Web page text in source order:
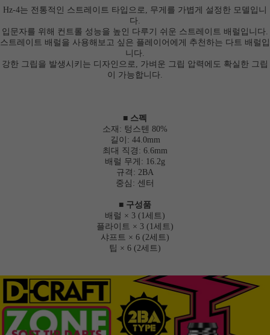
Hz-4는 전통적인 스트레이트 타입으로, 무게를 가볍게 설정한 모델입니
다.
입문자를 위해 컨트롤 성능을 높인 다루기 쉬운 스트레이트 배럴입니다.
스트레이트 배럴을 사용해보고 싶은 플레이어에게 추천하는 다트 배럴입
니다.
강한 그립을 발생시키는 디자인으로, 가벼운 그립 압력에도 확실한 그립
이 가능합니다.
■ 스펙
소재: 텅스텐 80%
길이: 44.0mm
최대 직경: 6.6mm
배럴 무게: 16.2g
규격: 2BA
중심: 센터
■ 구성품
배럴 × 3 (1세트)
플라이트 × 3 (1세트)
샤프트 × 6 (2세트)
팁 × 6 (2세트)